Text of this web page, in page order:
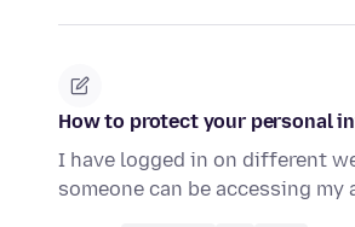
How to protect your personal
I have logged in on different
someone can be accessing my